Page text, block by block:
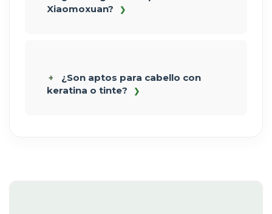
Xiaomoxuan?
¿Son aptos para cabello con
keratina o tinte?